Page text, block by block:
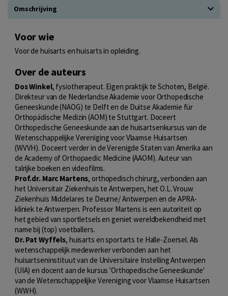
Omschrijving
Voor wie
Voor de huisarts en huisarts in opleiding.
Over de auteurs
Dos Winkel, fysiotherapeut. Eigen praktijk te Schoten, België.
Direkteur van de Nederlandse Akademie voor Orthopedische
Geneeskunde (NAOG) te Delft en de Duitse Akademie für
Orthopädische Medizin (AOM) te Stuttgart. Doceert
Orthopedische Geneeskunde aan de huisartsenkursus van de
Wetenschappelijke Vereniging voor Vlaamse Huisartsen
(WVVH). Doceert verder in de Verenigde Staten van Amerika aan
de Academy of Orthopaedic Medicine (AAOM). Auteur van
talrijke boeken en videofilms.
Prof.dr. Marc Martens, orthopedisch chirurg, verbonden aan
het Universitair Ziekenhuis te Antwerpen, het O.L. Vrouw
Ziekenhuis Middelares te Deurne/ Antwerpen en de APRA-
kliniek te Antwerpen. Professor Martens is een autoriteit op
het gebied van sportletsels en geniet wereldbekendheid met
name bij (top) voetballers.
Dr. Pat Wyffels, huisarts en sportarts te Halle-Zoersel. Als
wetenschappelijk medewerker verbonden aan het
huisartseninstituut van de Universitaire Instelling Antwerpen
(UIA) en docent aan de kursus 'Orthopedische Geneeskunde'
van de Wetenschappelijke Vereniging voor Vlaamse Huisartsen
(WWH).